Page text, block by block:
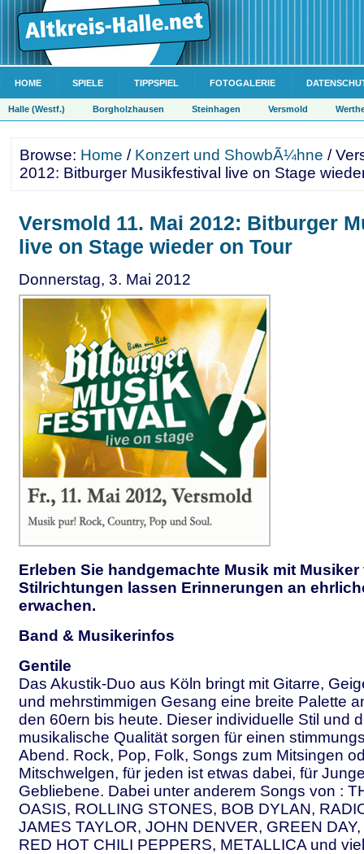
HOME SPIELE TIPPSPIEL FOTOGALERIE
Halle (Westf.) Borgholzhausen Steinhagen Versmold
Browse: Home / Konzert und ShowbÃ¼hne /
2012: Bitburger Musikfestival live on Stage
Versmold 11. Mai 2012: Bitburger
live on Stage wieder on Tour
Donnerstag, 3. Mai 2012
Erleben Sie handgemachte Musik mit
Stilrichtungen lassen Erinnerungen an
erwachen.
Band & Musikerinfos
Gentile
Das Akustik-Duo aus Köln bringt mit Gitarre,
und mehrstimmigen Gesang eine breite Palette
den 60ern bis heute. Dieser individuelle Stil und
musikalische Qualität sorgen für einen
Abend. Rock, Pop, Folk, Songs zum Mitsingen
Mitschwelgen, für jeden ist etwas dabei, für
Gebliebene. Dabei unter anderem Songs von :
OASIS, ROLLING STONES, BOB DYLAN,
JAMES TAYLOR, JOHN DENVER, GREEN
RED HOT CHILI PEPPERS, METALLICA und